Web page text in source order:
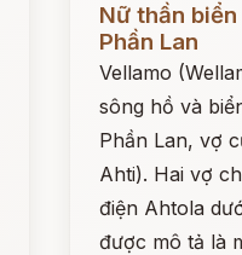
Nữ thần
Phần Lan
Vellamo
sông hồ và
Phần Lan, vợ
Ahti). Hai vợ
điện Ahtola
được mô tả là